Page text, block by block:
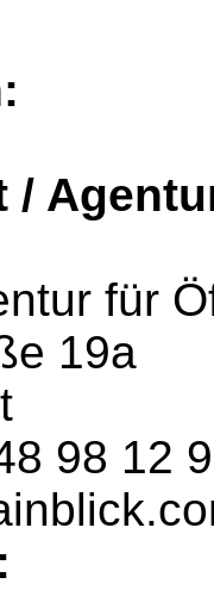
/
für
19a
98 12